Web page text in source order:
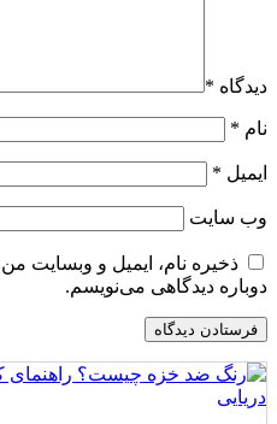
دیدگاه *
نام *
ایمیل *
وب‌ سایت
ذخیره نام، ایمیل و وبسایت
دوباره دیدگاهی می‌نویسم.